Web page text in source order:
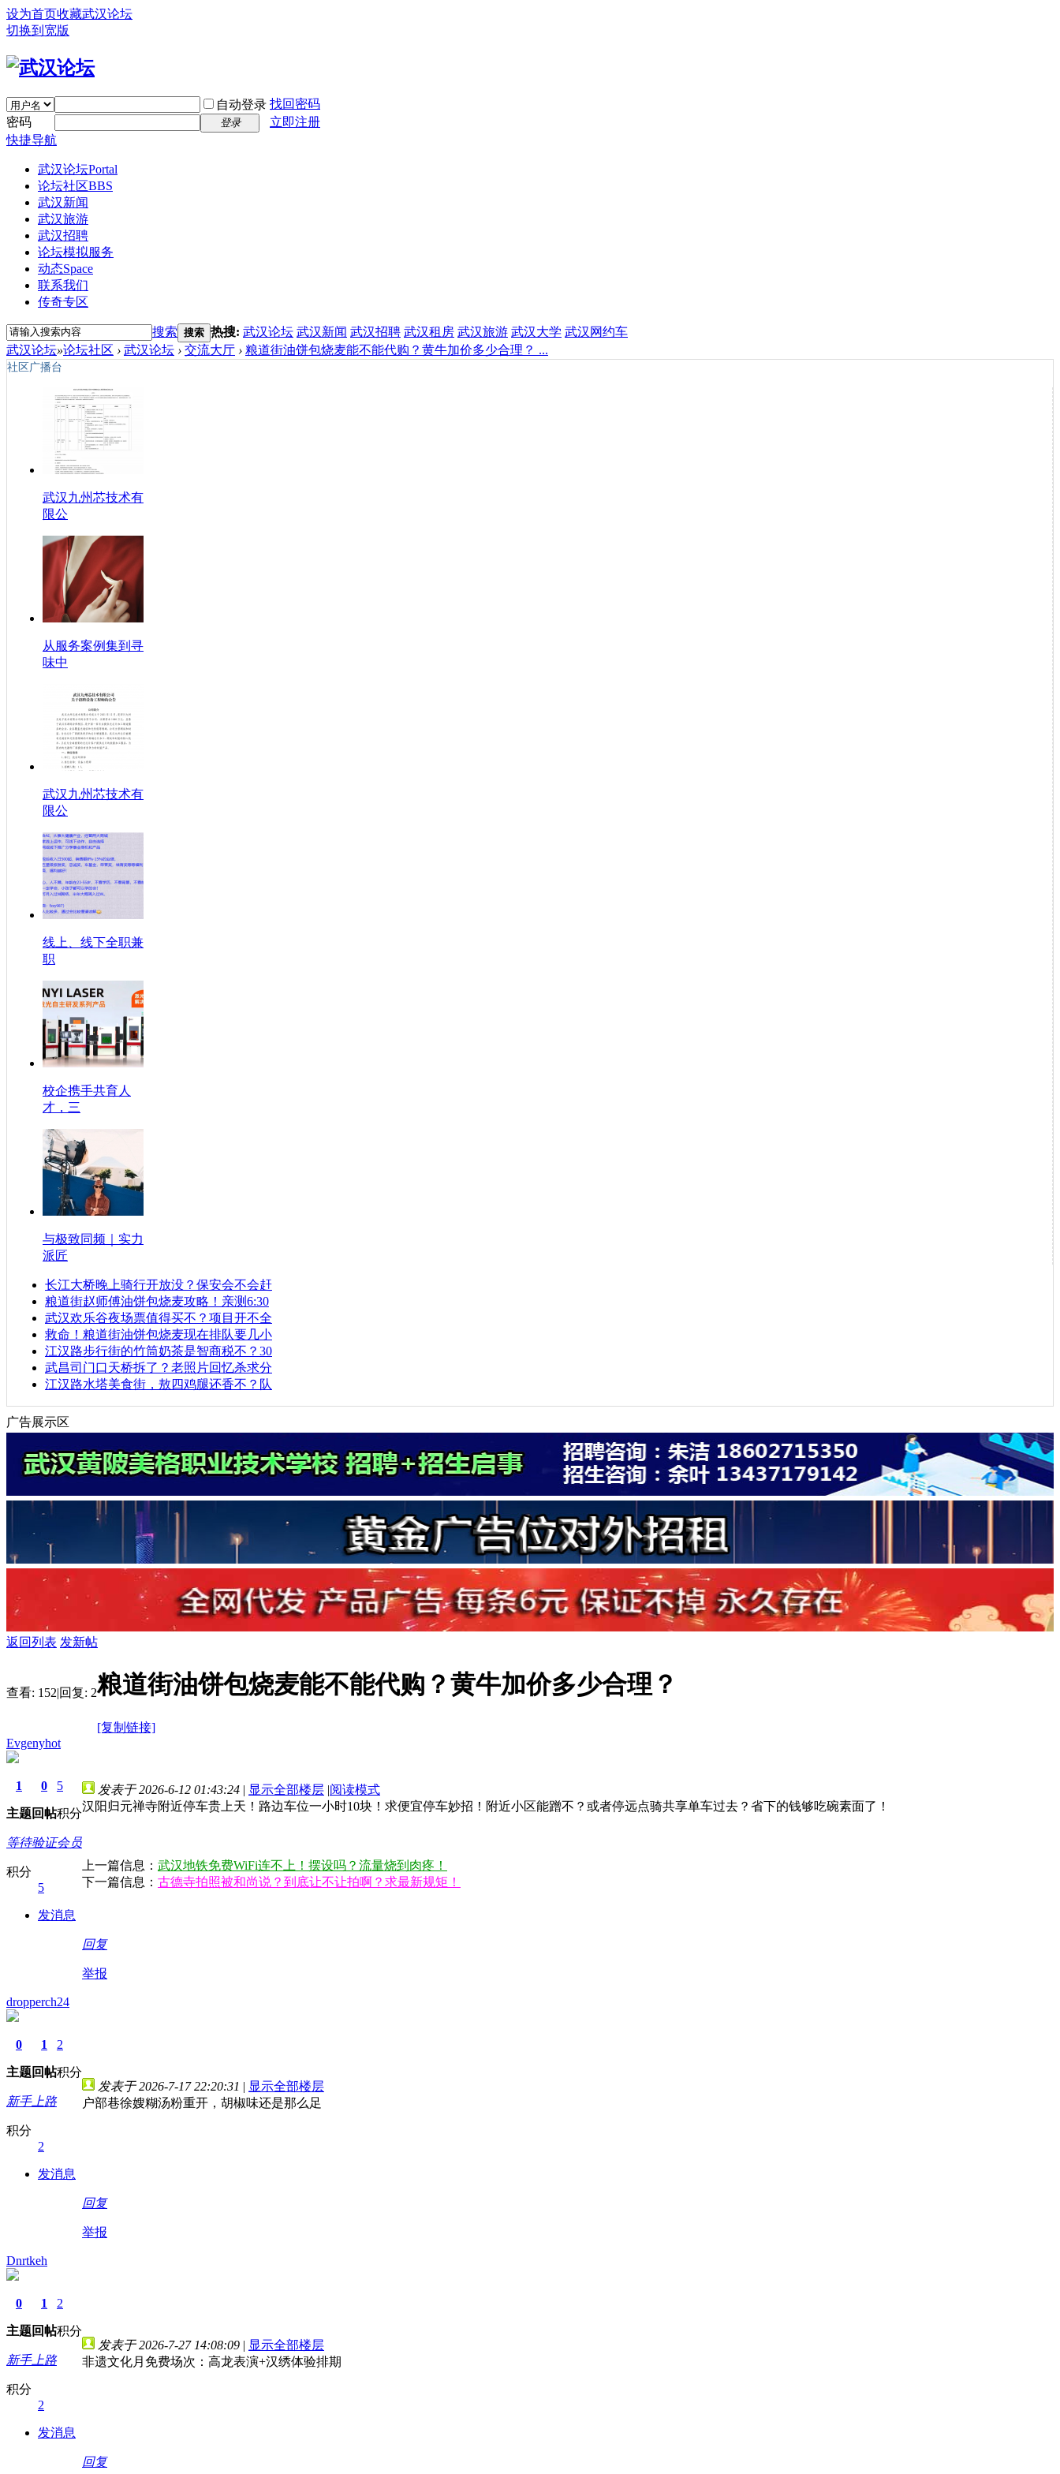
设为首页收藏武汉论坛
切换到宽版
自动登录 找回密码
密码
登录
立即注册
快捷导航
武汉论坛Portal
论坛社区BBS
武汉新闻
武汉旅游
武汉招聘
论坛模拟服务
动态Space
联系我们
传奇专区
搜索 搜索 热搜: 武汉论坛 武汉新闻 武汉招聘 武汉租房 武汉旅游 武汉大学 武汉网约车
武汉论坛»论坛社区 › 武汉论坛 › 交流大厅 › 粮道街油饼包烧麦能不能代购？黄牛加价多少合理？ ...
社区广播台
武汉九州芯技术有
限公
从服务案例集到寻
味中
武汉九州芯技术有
限公
线上、线下全职兼
职
校企携手共育人
才，三
与极致同频｜实力
派匠
长江大桥晚上骑行开放没？保安会不会赶
粮道街赵师傅油饼包烧麦攻略！亲测6:30
武汉欢乐谷夜场票值得买不？项目开不全
救命！粮道街油饼包烧麦现在排队要几小
江汉路步行街的竹筒奶茶是智商税不？30
武昌司门口天桥拆了？老照片回忆杀求分
江汉路水塔美食街，敖四鸡腿还香不？队
广告展示区
返回列表 发新帖
查看: 152|回复: 2粮道街油饼包烧麦能不能代购？黄牛加价多少合理？
[复制链接]
Evgenyhot
1
主题
0
回帖
5
积分
等待验证会员
积分
5
发消息
发表于 2026-6-12 01:43:24 | 显示全部楼层 |阅读模式
汉阳归元禅寺附近停车贵上天！路边车位一小时10块！求便宜停车妙招！附近小区能蹭不？或者停远点骑共享单车过去？省下的钱够吃碗素面了！
上一篇信息： 武汉地铁免费WiFi连不上！摆设吗？流量烧到肉疼！
下一篇信息： 古德寺拍照被和尚说？到底让不让拍啊？求最新规矩！
回复
举报
dropperch24
0
主题
1
回帖
2
积分
新手上路
积分
2
发消息
发表于 2026-7-17 22:20:31 | 显示全部楼层
户部巷徐嫂糊汤粉重开，胡椒味还是那么足
回复
举报
Dnrtkeh
0
主题
1
回帖
2
积分
新手上路
积分
2
发消息
发表于 2026-7-27 14:08:09 | 显示全部楼层
非遗文化月免费场次：高龙表演+汉绣体验排期
回复